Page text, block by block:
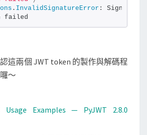
. InvalidSignatureError : Signature
failed
這兩個 JWT token 的製作與解碼程
～
Usage Examples — PyJWT 2.8.0